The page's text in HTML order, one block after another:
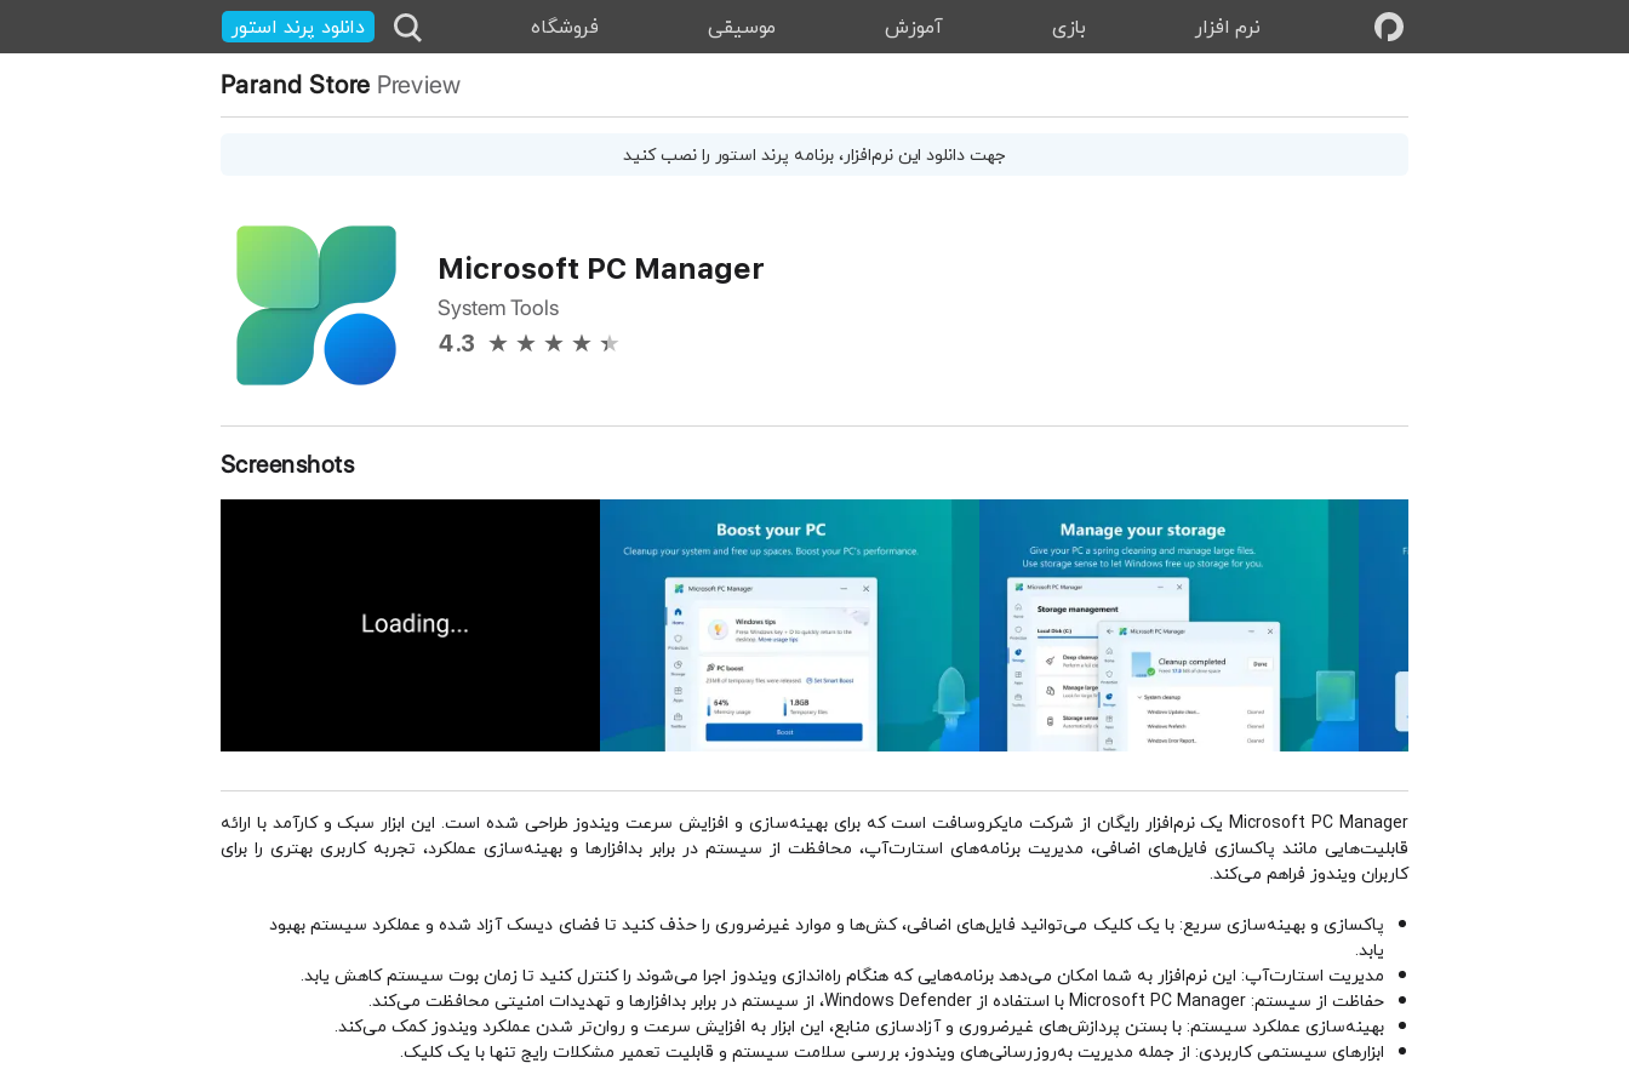
نرم‌ افزار بازی آموزش موسیقی فروشگاه دانلود پرند استور
Parand Store Preview
جهت دانلود ایننرم‌افزار، برنامه پرند استور را نصب کنید
Microsoft PC Manager
System Tools
4.3
Screenshots
Microsoft PC Manager یک نرم‌افزار رایگان از شرکت مایکروسافت است که برای بهینه‌سازی و افزایش سرعت ویندوز طراحی شده است. این ابزار سبک و کارآمد با ارائه
قابلیت‌هایی مانند پاکسازی فایل‌های اضافی، مدیریت برنامه‌های استارت‌آپ، محافظت از سیستم در برابر بدافزارها و بهینه‌سازی عملکرد، تجربه کاربری بهتری را برای
کاربران ویندوز فراهم می‌کند.
پاکسازی و بهینه‌سازی سریع: با یک کلیک می‌توانید فایل‌های اضافی، کش‌ها و موارد غیرضروری را حذف کنید تا فضای دیسک آزاد شده و عملکرد سیستم بهبود
یابد.
مدیریت استارت‌آپ: این نرم‌افزار به شما امکان می‌دهد برنامه‌هایی که هنگام راه‌اندازی ویندوز اجرا می‌شوند را کنترل کنید تا زمان بوت سیستم کاهش یابد.
حفاظت از سیستم: Microsoft PC Manager با استفاده از Windows Defender، از سیستم در برابر بدافزارها و تهدیدات امنیتی محافظت می‌کند.
بهینه‌سازی عملکرد سیستم: با بستن پردازش‌های غیرضروری و آزادسازی منابع، این ابزار به افزایش سرعت و روان‌تر شدن عملکرد ویندوز کمک می‌کند.
ابزارهای سیستمی کاربردی: از جمله مدیریت به‌روزرسانی‌های ویندوز، بررسی سلامت سیستم و قابلیت تعمیر مشکلات رایج تنها با یک کلیک.